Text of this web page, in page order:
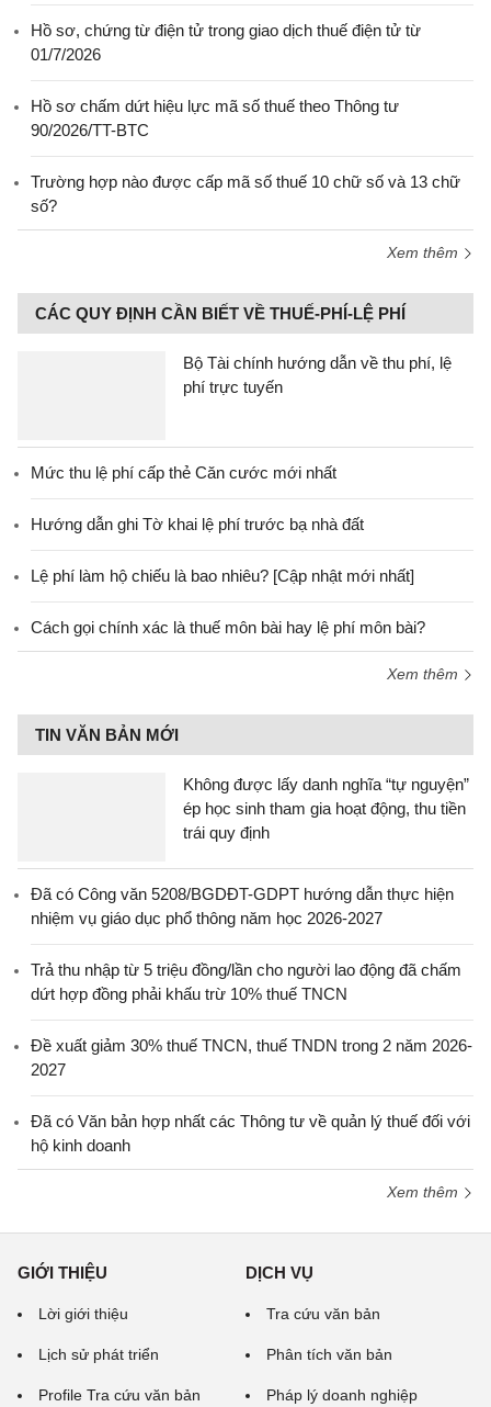
Hồ sơ, chứng từ điện tử trong giao dịch thuế điện tử từ
01/7/2026
Hồ sơ chấm dứt hiệu lực mã số thuế theo Thông tư
90/2026/TT-BTC
Trường hợp nào được cấp mã số thuế 10 chữ số và 13 chữ
số?
Xem thêm
CÁC QUY ĐỊNH CẦN BIẾT VỀ THUẾ-PHÍ-LỆ PHÍ
Bộ Tài chính hướng dẫn về thu phí, lệ
phí trực tuyến
Mức thu lệ phí cấp thẻ Căn cước mới nhất
Hướng dẫn ghi Tờ khai lệ phí trước bạ nhà đất
Lệ phí làm hộ chiếu là bao nhiêu? [Cập nhật mới nhất]
Cách gọi chính xác là thuế môn bài hay lệ phí môn bài?
Xem thêm
TIN VĂN BẢN MỚI
Không được lấy danh nghĩa “tự nguyện”
ép học sinh tham gia hoạt động, thu tiền
trái quy định
Đã có Công văn 5208/BGDĐT-GDPT hướng dẫn thực hiện
nhiệm vụ giáo dục phổ thông năm học 2026-2027
Trả thu nhập từ 5 triệu đồng/lần cho người lao động đã chấm
dứt hợp đồng phải khấu trừ 10% thuế TNCN
Đề xuất giảm 30% thuế TNCN, thuế TNDN trong 2 năm 2026-
2027
Đã có Văn bản hợp nhất các Thông tư về quản lý thuế đối với
hộ kinh doanh
Xem thêm
GIỚI THIỆU
Lời giới thiệu
Lịch sử phát triển
Profile Tra cứu văn bản
DỊCH VỤ
Tra cứu văn bản
Phân tích văn bản
Pháp lý doanh nghiệp